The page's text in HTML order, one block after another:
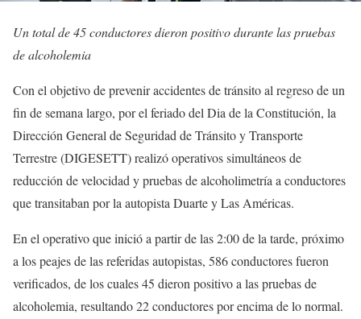
Un total de 45 conductores dieron positivo durante las pruebas
de alcoholemia
Con el objetivo de prevenir accidentes de tránsito al regreso de un
fin de semana largo, por el feriado del Dia de la Constitución, la
Dirección General de Seguridad de Tránsito y Transporte
Terrestre (DIGESETT) realizó operativos simultáneos de
reducción de velocidad y pruebas de alcoholimetría a conductores
que transitaban por la autopista Duarte y Las Américas.
En el operativo que inició a partir de las 2:00 de la tarde, próximo
a los peajes de las referidas autopistas, 586 conductores fueron
verificados, de los cuales 45 dieron positivo a las pruebas de
alcoholemia, resultando 22 conductores por encima de lo normal.